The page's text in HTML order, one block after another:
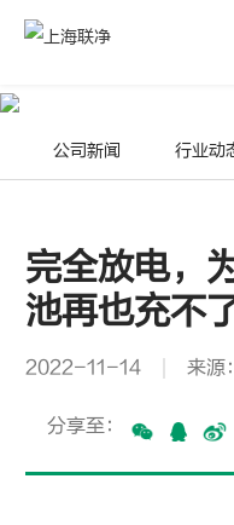
公司新闻 行业动
完全放电，
池再也充不
2022-11-14 来源
分享至：